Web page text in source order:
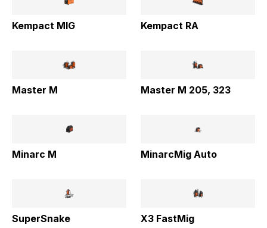
Kempact MIG Kempact RA
Master M Master M 205, 323
Minarc M MinarcMig Auto
SuperSnake X3 FastMig